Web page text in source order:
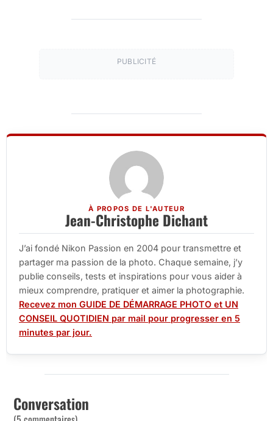
PUBLICITÉ
À PROPOS DE L'AUTEUR
Jean-Christophe Dichant
J’ai fondé Nikon Passion en 2004 pour transmettre et
partager ma passion de la photo. Chaque semaine, j’y
publie conseils, tests et inspirations pour vous aider à
mieux comprendre, pratiquer et aimer la photographie.
Recevez mon GUIDE DE DÉMARRAGE PHOTO et UN
CONSEIL QUOTIDIEN par mail pour progresser en 5
minutes par jour.
Conversation